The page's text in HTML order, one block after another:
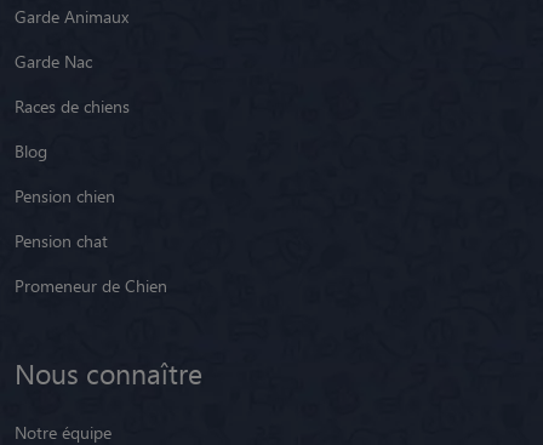
Garde Animaux
Garde Nac
Races de chiens
Blog
Pension chien
Pension chat
Promeneur de Chien
Nous connaître
Notre équipe